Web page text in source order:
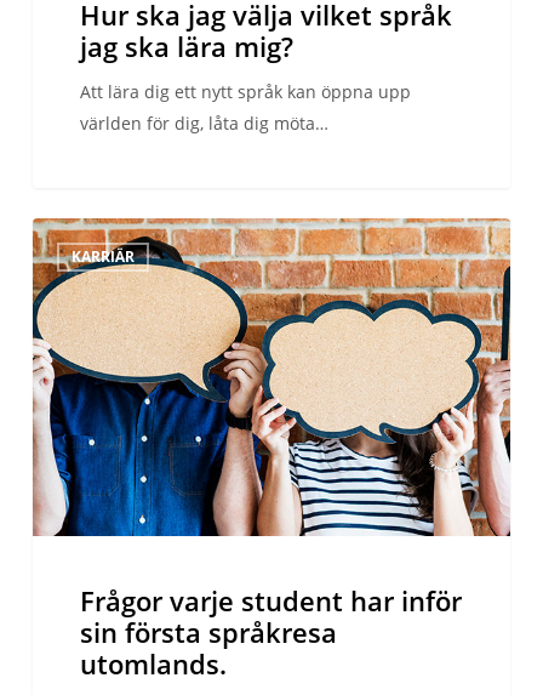
Hur ska jag välja vilket språk
jag ska lära mig?
Att lära dig ett nytt språk kan öppna upp
världen för dig, låta dig möta…
Frågor
varje
student
har
inför
sin
första
språkresa
utomlands.
KARRIÄR
Frågor varje student har inför
sin första språkresa
utomlands.